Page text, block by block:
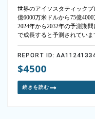
世界のアイソスタティックプ
億6000万米ドルから75億
2024年から2032年の予測期
で成長すると予測されていま
REPORT ID:
$4500
続きを読む